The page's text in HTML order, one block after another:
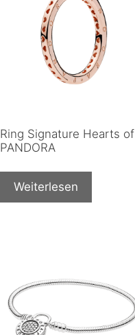
Ring Signature Hearts of
PANDORA
Weiterlesen